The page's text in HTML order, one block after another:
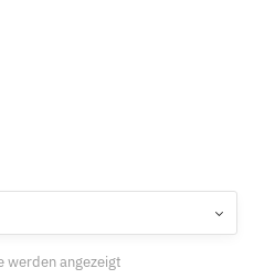
werden angezeigt